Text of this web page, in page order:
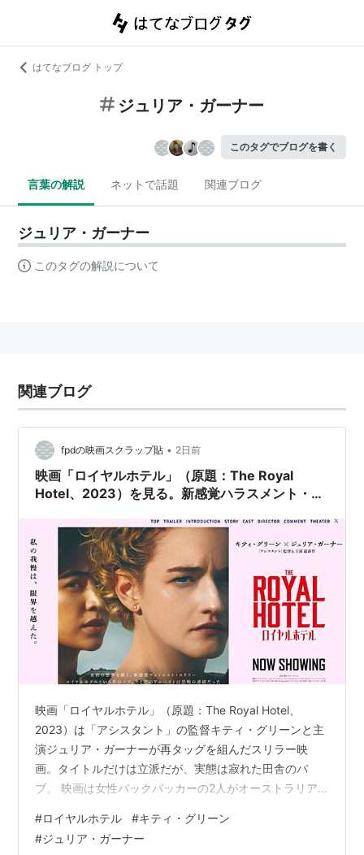
はてなブログ トップ
ジュリア・ガーナー
このタグでブログを書く
言葉の解説 ネットで話題 関連ブログ
ジュリア・ガーナー
このタグの解説について
関連ブログ
fpdの映画スクラップ貼 • 2日前
映画「ロイヤルホテル」（原題：The Royal
Hotel、2023）を見る。新感覚ハラスメント・ス
映画「ロイヤルホテル」（原題：The Royal Hotel、
2023）は「アシスタント」の監督キティ・グリーンと主
演ジュリア・ガーナーが再タッグを組んだスリラー映
画。タイトルだけは立派だが、実態は寂れた田舎のパ
ブ。 映画は女性バックパッカーの2人がオーストラリア
2016年のドキュメンタリー映画「Hotel Coolgardie」に
着想を得て製作された。 オーストラリアの寂れたパブ
#ロイヤルホテル #キティ・グリーン
#ジュリア・ガーナー